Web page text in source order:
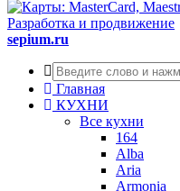
Разработка и продвижение
sepium.ru
Главная
КУХНИ
Все кухни
164
Alba
Aria
Armonia